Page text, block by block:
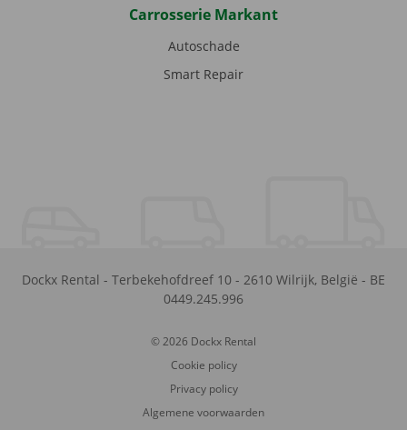
Carrosserie Markant
Autoschade
Smart Repair
Dockx Rental - Terbekehofdreef 10 - 2610 Wilrijk, België - BE
0449.245.996
© 2026 Dockx Rental
Cookie policy
Privacy policy
Algemene voorwaarden